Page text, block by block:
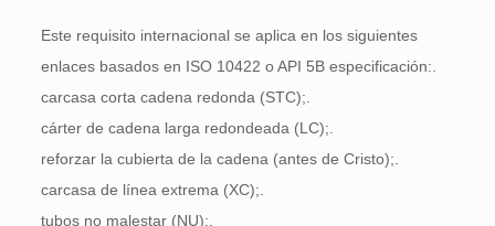
Este requisito internacional se aplica en los siguientes
enlaces basados en ISO 10422 o API 5B especificación:.
carcasa corta cadena redonda (STC);.
cárter de cadena larga redondeada (LC);.
reforzar la cubierta de la cadena (antes de Cristo);.
carcasa de línea extrema (XC);.
tubos no malestar (NU);.